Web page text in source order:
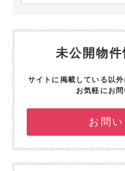
未公開物件
サイトに掲載している以
お気軽にお問
お問